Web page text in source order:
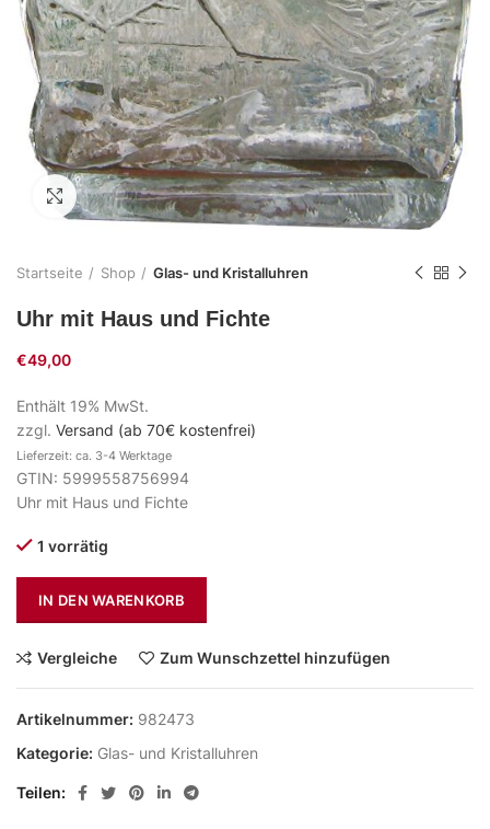
Zum Vergrößern klicken
Startseite Shop Glas- und Kristalluhren
Uhr mit Haus und Fichte
€49,00
Enthält 19% MwSt.
zzgl. Versand (ab 70€ kostenfrei)
Lieferzeit: ca. 3-4 Werktage
GTIN: 5999558756994
Uhr mit Haus und Fichte
1 vorrätig
IN DEN WARENKORB
Vergleiche Zum Wunschzettel hinzufügen
Artikelnummer: 982473
Kategorie: Glas- und Kristalluhren
Teilen